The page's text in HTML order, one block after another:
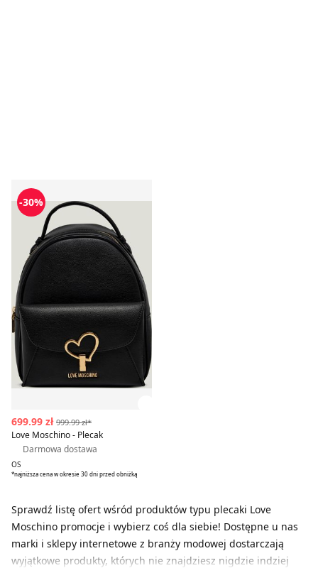
Love Moschino - Plecak
-30%
699.99 zł 999.99 zł*
Love Moschino - Plecak
Darmowa dostawa
OS
*najniższa cena w okresie 30 dni przed obniżką
Sprawdź listę ofert wśród produktów typu plecaki Love
Moschino promocje i wybierz coś dla siebie! Dostępne u nas
marki i sklepy internetowe z branży modowej dostarczają
wyjątkowe produkty, których nie znajdziesz nigdzie indziej